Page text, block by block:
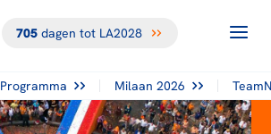
705dagen tot LA2028
Programma Milaan 2026